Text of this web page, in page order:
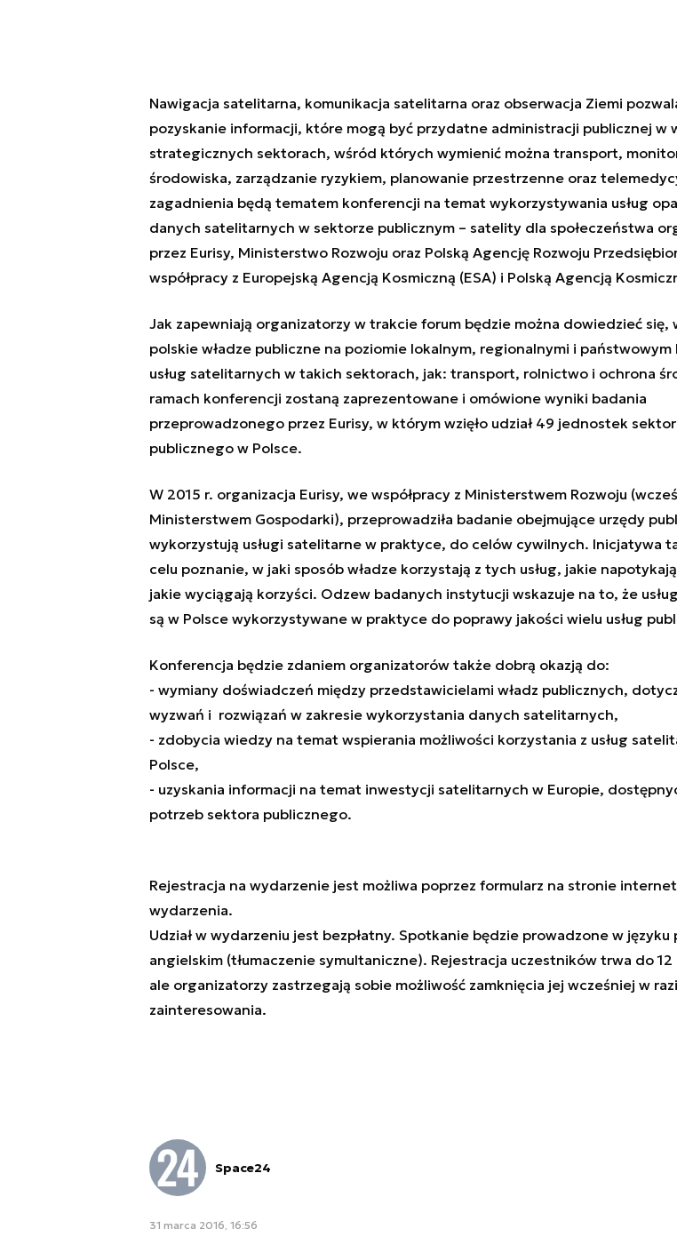
Nawigacja satelitarna, komunikacja satelitarna oraz obserwacja Ziemi
pozyskanie informacji, które mogą być przydatne administracji publicznej w
strategicznych sektorach, wśród których wymienić można transport,
środowiska, zarządzanie ryzykiem, planowanie przestrzenne oraz
zagadnienia będą tematem konferencji na temat wykorzystywania usług
danych satelitarnych w sektorze publicznym – satelity dla społeczeństwa
przez Eurisy, Ministerstwo Rozwoju oraz Polską Agencję Rozwoju
współpracy z Europejską Agencją Kosmiczną (ESA) i Polską Agencją
Jak zapewniają organizatorzy w trakcie forum będzie można dowiedzieć się,
polskie władze publiczne na poziomie lokalnym, regionalnymi i
usług satelitarnych w takich sektorach, jak: transport, rolnictwo i ochrona
ramach konferencji zostaną zaprezentowane i omówione wyniki badania
przeprowadzonego przez Eurisy, w którym wzięło udział 49 jednostek
publicznego w Polsce.
W 2015 r. organizacja Eurisy, we współpracy z Ministerstwem Rozwoju
Ministerstwem Gospodarki), przeprowadziła badanie obejmujące urzędy
wykorzystują usługi satelitarne w praktyce, do celów cywilnych. Inicjatywa ta
celu poznanie, w jaki sposób władze korzystają z tych usług, jakie
jakie wyciągają korzyści. Odzew badanych instytucji wskazuje na to, że
są w Polsce wykorzystywane w praktyce do poprawy jakości wielu usług
Konferencja będzie zdaniem organizatorów także dobrą okazją do:
- wymiany doświadczeń między przedstawicielami władz publicznych,
wyzwań i rozwiązań w zakresie wykorzystania danych satelitarnych,
- zdobycia wiedzy na temat wspierania możliwości korzystania z usług
Polsce,
- uzyskania informacji na temat inwestycji satelitarnych w Europie,
potrzeb sektora publicznego.
Rejestracja na wydarzenie jest możliwa poprzez formularz na stronie
wydarzenia.
Udział w wydarzeniu jest bezpłatny. Spotkanie będzie prowadzone w języku
angielskim (tłumaczenie symultaniczne). Rejestracja uczestników trwa do
ale organizatorzy zastrzegają sobie możliwość zamknięcia jej wcześniej w
zainteresowania.
Space24
31 marca 2016, 16:56